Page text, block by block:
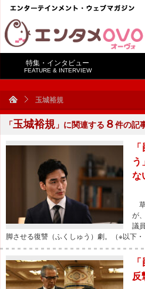
特集・インタビュー
FEATURE & INTERVIEW
玉城裕規
「玉城裕規 」に関連する ８件の記
う
な
草
が
議
脚させる復讐（ふくしゅう）劇。（※以下・
反